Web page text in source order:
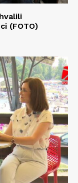
(FOTO)